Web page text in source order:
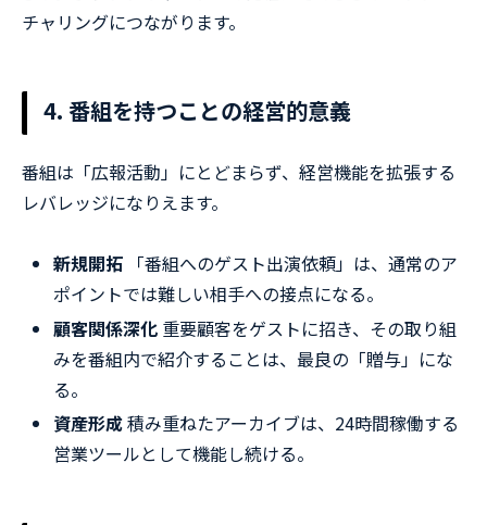
チャリングにつながります。
4. 番組を持つことの経営的意義
番組は「広報活動」にとどまらず、経営機能を拡張する
レバレッジになりえます。
新規開拓 「番組へのゲスト出演依頼」は、通常のア
ポイントでは難しい相手への接点になる。
顧客関係深化 重要顧客をゲストに招き、その取り組
みを番組内で紹介することは、最良の「贈与」にな
る。
資産形成積み重ねたアーカイブは、24時間稼働する
営業ツールとして機能し続ける。